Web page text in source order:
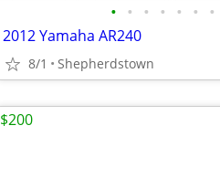
• • • • • • •
2012 Yamaha AR240
8/1 Shepherdstown
$200